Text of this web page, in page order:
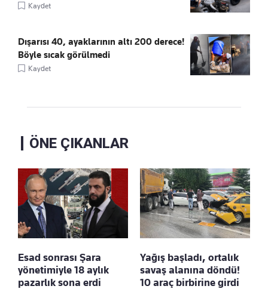
Kaydet
Dışarısı 40, ayaklarının altı 200 derece!
Böyle sıcak görülmedi
Kaydet
ÖNE ÇIKANLAR
Esad sonrası Şara
yönetimiyle 18 aylık
pazarlık sona erdi
Yağış başladı, ortalık
savaş alanına döndü!
10 araç birbirine girdi